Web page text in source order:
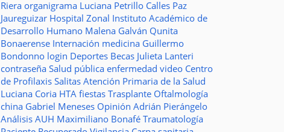
Riera organigrama Luciana Petrillo Calles Paz
Jaureguizar Hospital Zonal Instituto Académico de
Desarrollo Humano Malena Galván Qunita
Bonaerense Internación medicina Guillermo
Bondonno login Deportes Becas Julieta Lanteri
contraseña Salud pública enfermedad video Centro
de Profilaxis Salitas Atención Primaria de la Salud
Luciana Coria HTA fiestas Trasplante Oftalmología
china Gabriel Meneses Opinión Adrián Pierángelo
Análisis AUH Maximiliano Bonafé Traumatología